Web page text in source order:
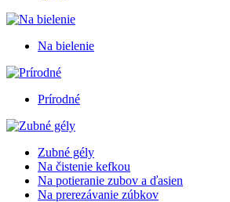
Na bielenie
Prírodné
Zubné gély
Na čistenie kefkou
Na potieranie zubov a ďasien
Na prerezávanie zúbkov